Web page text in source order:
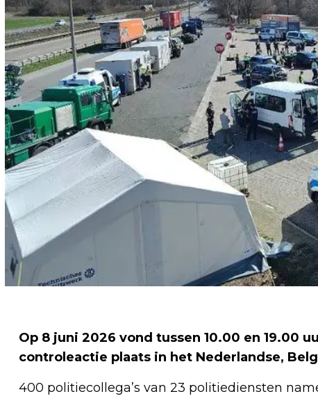
Op 8 juni 2026 vond tussen 10.00 en 19.00
controleactie plaats in het Nederlandse,
400 politiecollega’s van 23 politiediensten